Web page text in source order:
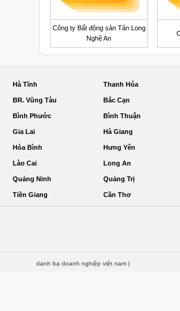
Công ty Bất động sản Tân Long
Nghệ An
Hà Tĩnh Thanh Hóa
BR. Vũng Tàu Bắc Cạn
Bình Phước Bình Thuận
Gia Lai Hà Giang
Hòa Bình Hưng Yên
Lào Cai Long An
Quảng Ninh Quảng Trị
Tiền Giang Cần Thơ
danh bạ doanh nghiệp việt nam |